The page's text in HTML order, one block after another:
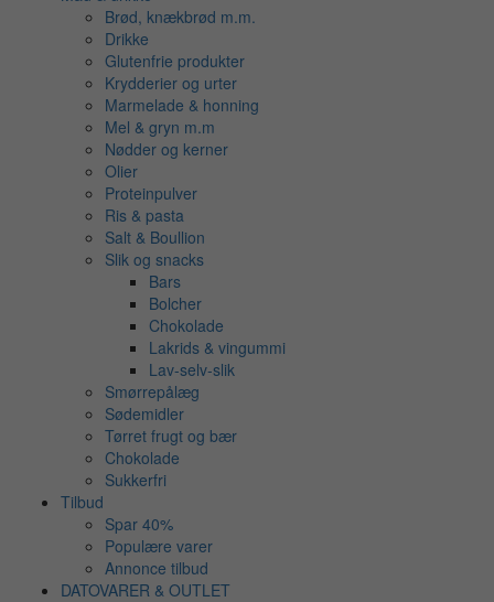
Brød, knækbrød m.m.
Drikke
Glutenfrie produkter
Krydderier og urter
Marmelade & honning
Mel & gryn m.m
Nødder og kerner
Olier
Proteinpulver
Ris & pasta
Salt & Boullion
Slik og snacks
Bars
Bolcher
Chokolade
Lakrids & vingummi
Lav-selv-slik
Smørrepålæg
Sødemidler
Tørret frugt og bær
Chokolade
Sukkerfri
Tilbud
Spar 40%
Populære varer
Annonce tilbud
DATOVARER & OUTLET